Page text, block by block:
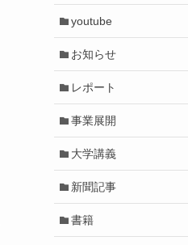
youtube
お知らせ
レポート
事業展開
大学講義
新聞記事
書籍